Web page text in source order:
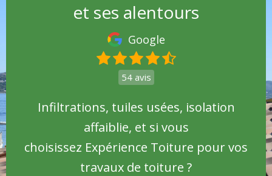
et ses alentours
Google
54 avis
Infiltrations, tuiles usées, isolation
affaiblie, et si vous
choisissez Expérience Toiture pour vos
travaux de toiture ?